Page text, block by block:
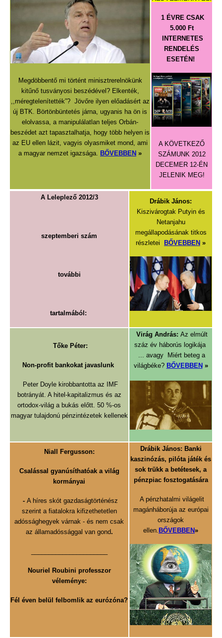
Megdöbbentő mi történt minisztrerelnökünk
kitűnő tusványosi beszédével? Elkenték,
,,méregtelenítették”? Jövőre ilyen előadásért az
új BTK. Börtönbüntetés járna, ugyanis ha ön is
elolvassa, a manipulálatlan teljes Orbán-
beszédet azt tapasztalhatja, hogy több helyen is
az EU ellen lázit, vagyis olyasmiket mond, ami
a magyar nemzet igazsága.
BŐVEBBEN »
1 ÉVRE CSAK
5.000 Ft
INTERNETES
RENDELÉS
ESETÉN!
A KÖVETKEZŐ
SZÁMUNK 2012
DECEMER 12-ÉN
JELENIK MEG!
A Leleplező 2012/3
szeptemberi szám
további
tartalmából:
Drábik János:
Kiszivárogtak Putyin és
Netanjahu
megállapodásának titkos
részletei
BŐVEBBEN »
Tőke Péter:
Non-profit bankokat javaslunk
Peter Doyle kirobbantotta az IMF
botrányát. A hitel-kapitalizmus és az
ortodox-világ a bukás előtt. 50 %-os
magyar tulajdonú pénzintézetek kellenek
Virág András: Az elmúlt
száz év háborús logikája
... avagy Miért beteg a
világbéke? BŐVEBBEN »
Niall Fergusson:
Csalással gyanúsíthatóak a világ
kormányai
- A híres skót gazdaságtörténész
szerint a fiatalokra kifizethetetlen
adóssághegyek várnak - és nem csak
az államadóssággal van gond.
Nouriel Roubini professzor
véleménye:
Fél éven belül felbomlik az eurózóna?
Drábik János: Banki
kaszinózás, pilóta játék és
sok trükk a betétesek, a
pénzpiac fosztogatására
A pénzhatalmi világelit
magánháborúja az európai
országok
ellen. BŐVEBBEN»